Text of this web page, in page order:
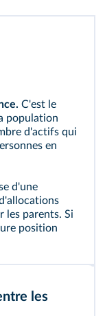
C'est le
population
d'actifs qui
en
d'une
les parents. Si
position
les